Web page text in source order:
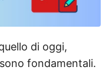
di oggi,
fondamentali.